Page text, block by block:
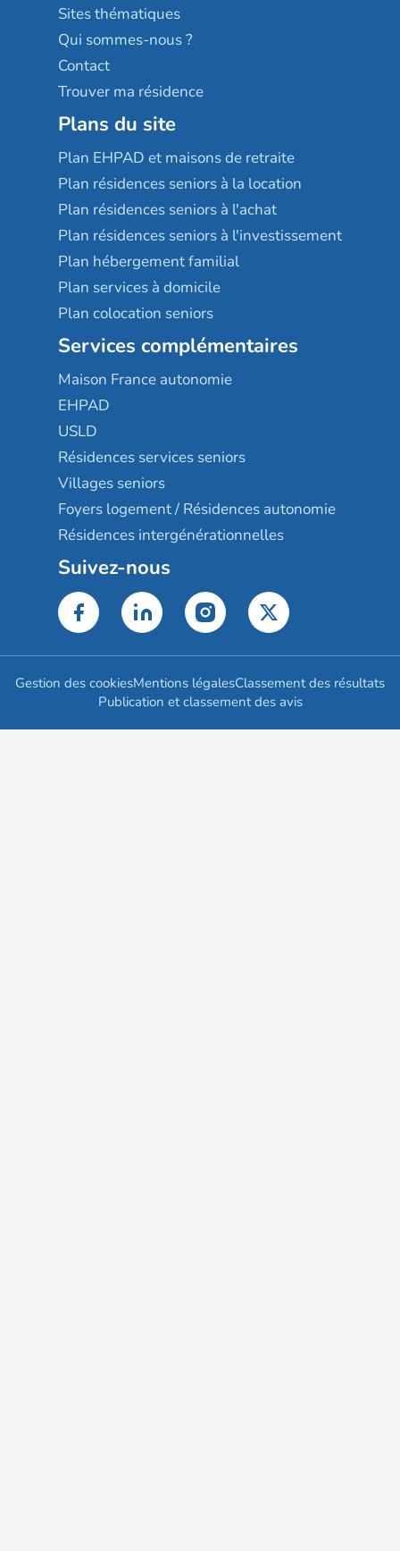
Résidences services Villa Médicis
Sites thématiques
Qui sommes-nous ?
Contact
Trouver ma résidence
Plans du site
Plan EHPAD et maisons de retraite
Plan résidences seniors à la location
Plan résidences seniors à l'achat
Plan résidences seniors à l'investissement
Plan hébergement familial
Plan services à domicile
Plan colocation seniors
Services complémentaires
Maison France autonomie
EHPAD
USLD
Résidences services seniors
Villages seniors
Foyers logement / Résidences autonomie
Résidences intergénérationnelles
Suivez-nous
Gestion des cookiesMentions légalesClassement des résultats
Publication et classement des avis